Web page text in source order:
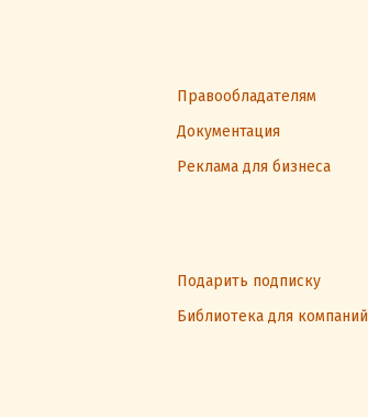
Правообладателям
Документация
Реклама для бизнеса
Подарить подписку
Библиотека для компаний